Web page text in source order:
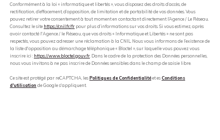
Conformément à la loi « informatique et libertés », vous disposez des droits d’accès, de
rectification, d’effacement, d’opposition, de limitation et de portabilité de vos données. Vous
pouvez retirer votre consentement à tout moment en contactant directement l’Agence / Le Réseau.
Consultez le site https://cnil.fr/fr pour plus d’informations sur vos droits. Si vous estimez, après
avoir contacté l'Agence / le Réseau, que vos droits « Informatique et Libertés » ne sont pas
respectés, vous pouvez adresser une réclamation à la CNIL. Nous vous informons de l’existence de
la liste d'opposition au démarchage téléphonique « Bloctel », sur laquelle vous pouvez vous
inscrire ici : https://www.bloctel.gouv.fr . Dans le cadre de la protection des Données personnelles,
nous vous invitons à ne pas inscrire de Données sensibles dans le champ de saisie libre.
Ce site est protégé par reCAPTCHA, lesPolitiques de Confidentialitéet esConditions
d'utilisation de Google s'appliquent.